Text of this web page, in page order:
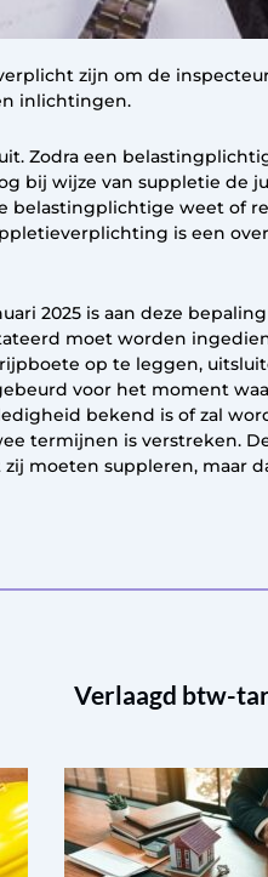
zijn om de
inlichtingen.
Zodra een
bij wijze van suppletie de
weet of
is een
2025 is aan deze
moet worden
op te leggen,
voor het moment
bekend is of zal
termijnen is verstreken.
moeten suppleren,
Verlaagd btw-